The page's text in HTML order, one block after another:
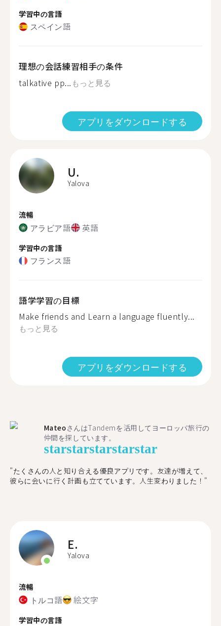
学習中の言語
スペイン語
理想の会話練習相手の条件
talkative pp... もっと見る
アプリをダウンロードする
U.
Yalova
流暢
アラビア語 英語
学習中の言語
フランス語
語学学習の目標
Make friends and Learn a language fluently...
もっと見る
アプリをダウンロードする
Mateo さんはTandemを活用してヨーロッパ旅行の
仲間を探しています。
starstarstarstarstar
"たくさんの人と知り合える優良アプリです。友達が増えて、
彼らに会いに行く計画も立てています。人生変わりました！"
E.
Yalova
流暢
トルコ語 絵文字
学習中の言語